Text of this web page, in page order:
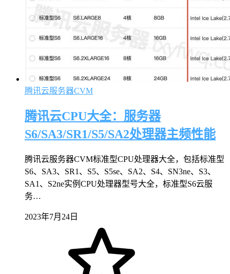
腾讯云服务器CVM
腾讯云CPU大全：服务器
S6/SA3/SR1/S5/SA2处理器主频性能
腾讯云服务器CVM标准型CPU处理器大全，包括标准型
S6、SA3、SR1、S5、S5se、SA2、S4、SN3ne、S3、
SA1、S2ne实例CPU处理器型号大全，标准型S6云服
务…
2023年7月24日